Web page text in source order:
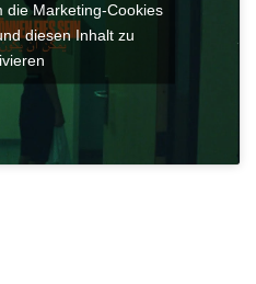
die Marketing-Cookies
diesen Inhalt zu